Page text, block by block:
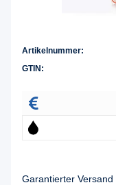
Artikelnummer:
GTIN:
Garantierter Versand